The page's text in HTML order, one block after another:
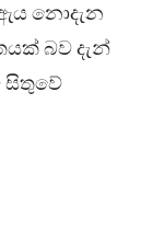
නොදැන
බව දැන්
සිතුවේ